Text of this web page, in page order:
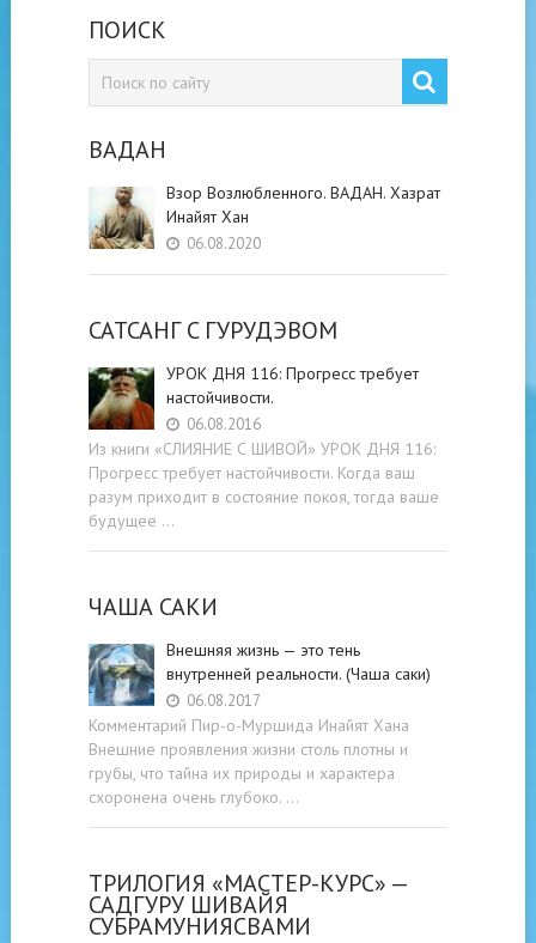
ПОИСК
ВАДАН
Взор Возлюбленного. ВАДАН. Хазрат
Инайят Хан
06.08.2020
САТСАНГ C ГУРУДЭВОМ
УРОК ДНЯ 116: Прогресс требует
настойчивости.
06.08.2016
Из книги «СЛИЯНИЕ С ШИВОЙ» УРОК ДНЯ 116:
Прогресс требует настойчивости. Когда ваш
разум приходит в состояние покоя, тогда ваше
будущее …
ЧАША САКИ
Внешняя жизнь — это тень
внутренней реальности. (Чаша саки)
06.08.2017
Комментарий Пир-о-Муршида Инайят Хана
Внешние проявления жизни столь плотны и
грубы, что тайна их природы и характера
схоронена очень глубоко. …
ТРИЛОГИЯ «МАСТЕР-КУРС» —
САДГУРУ ШИВАЙЯ
СУБРАМУНИЯСВАМИ